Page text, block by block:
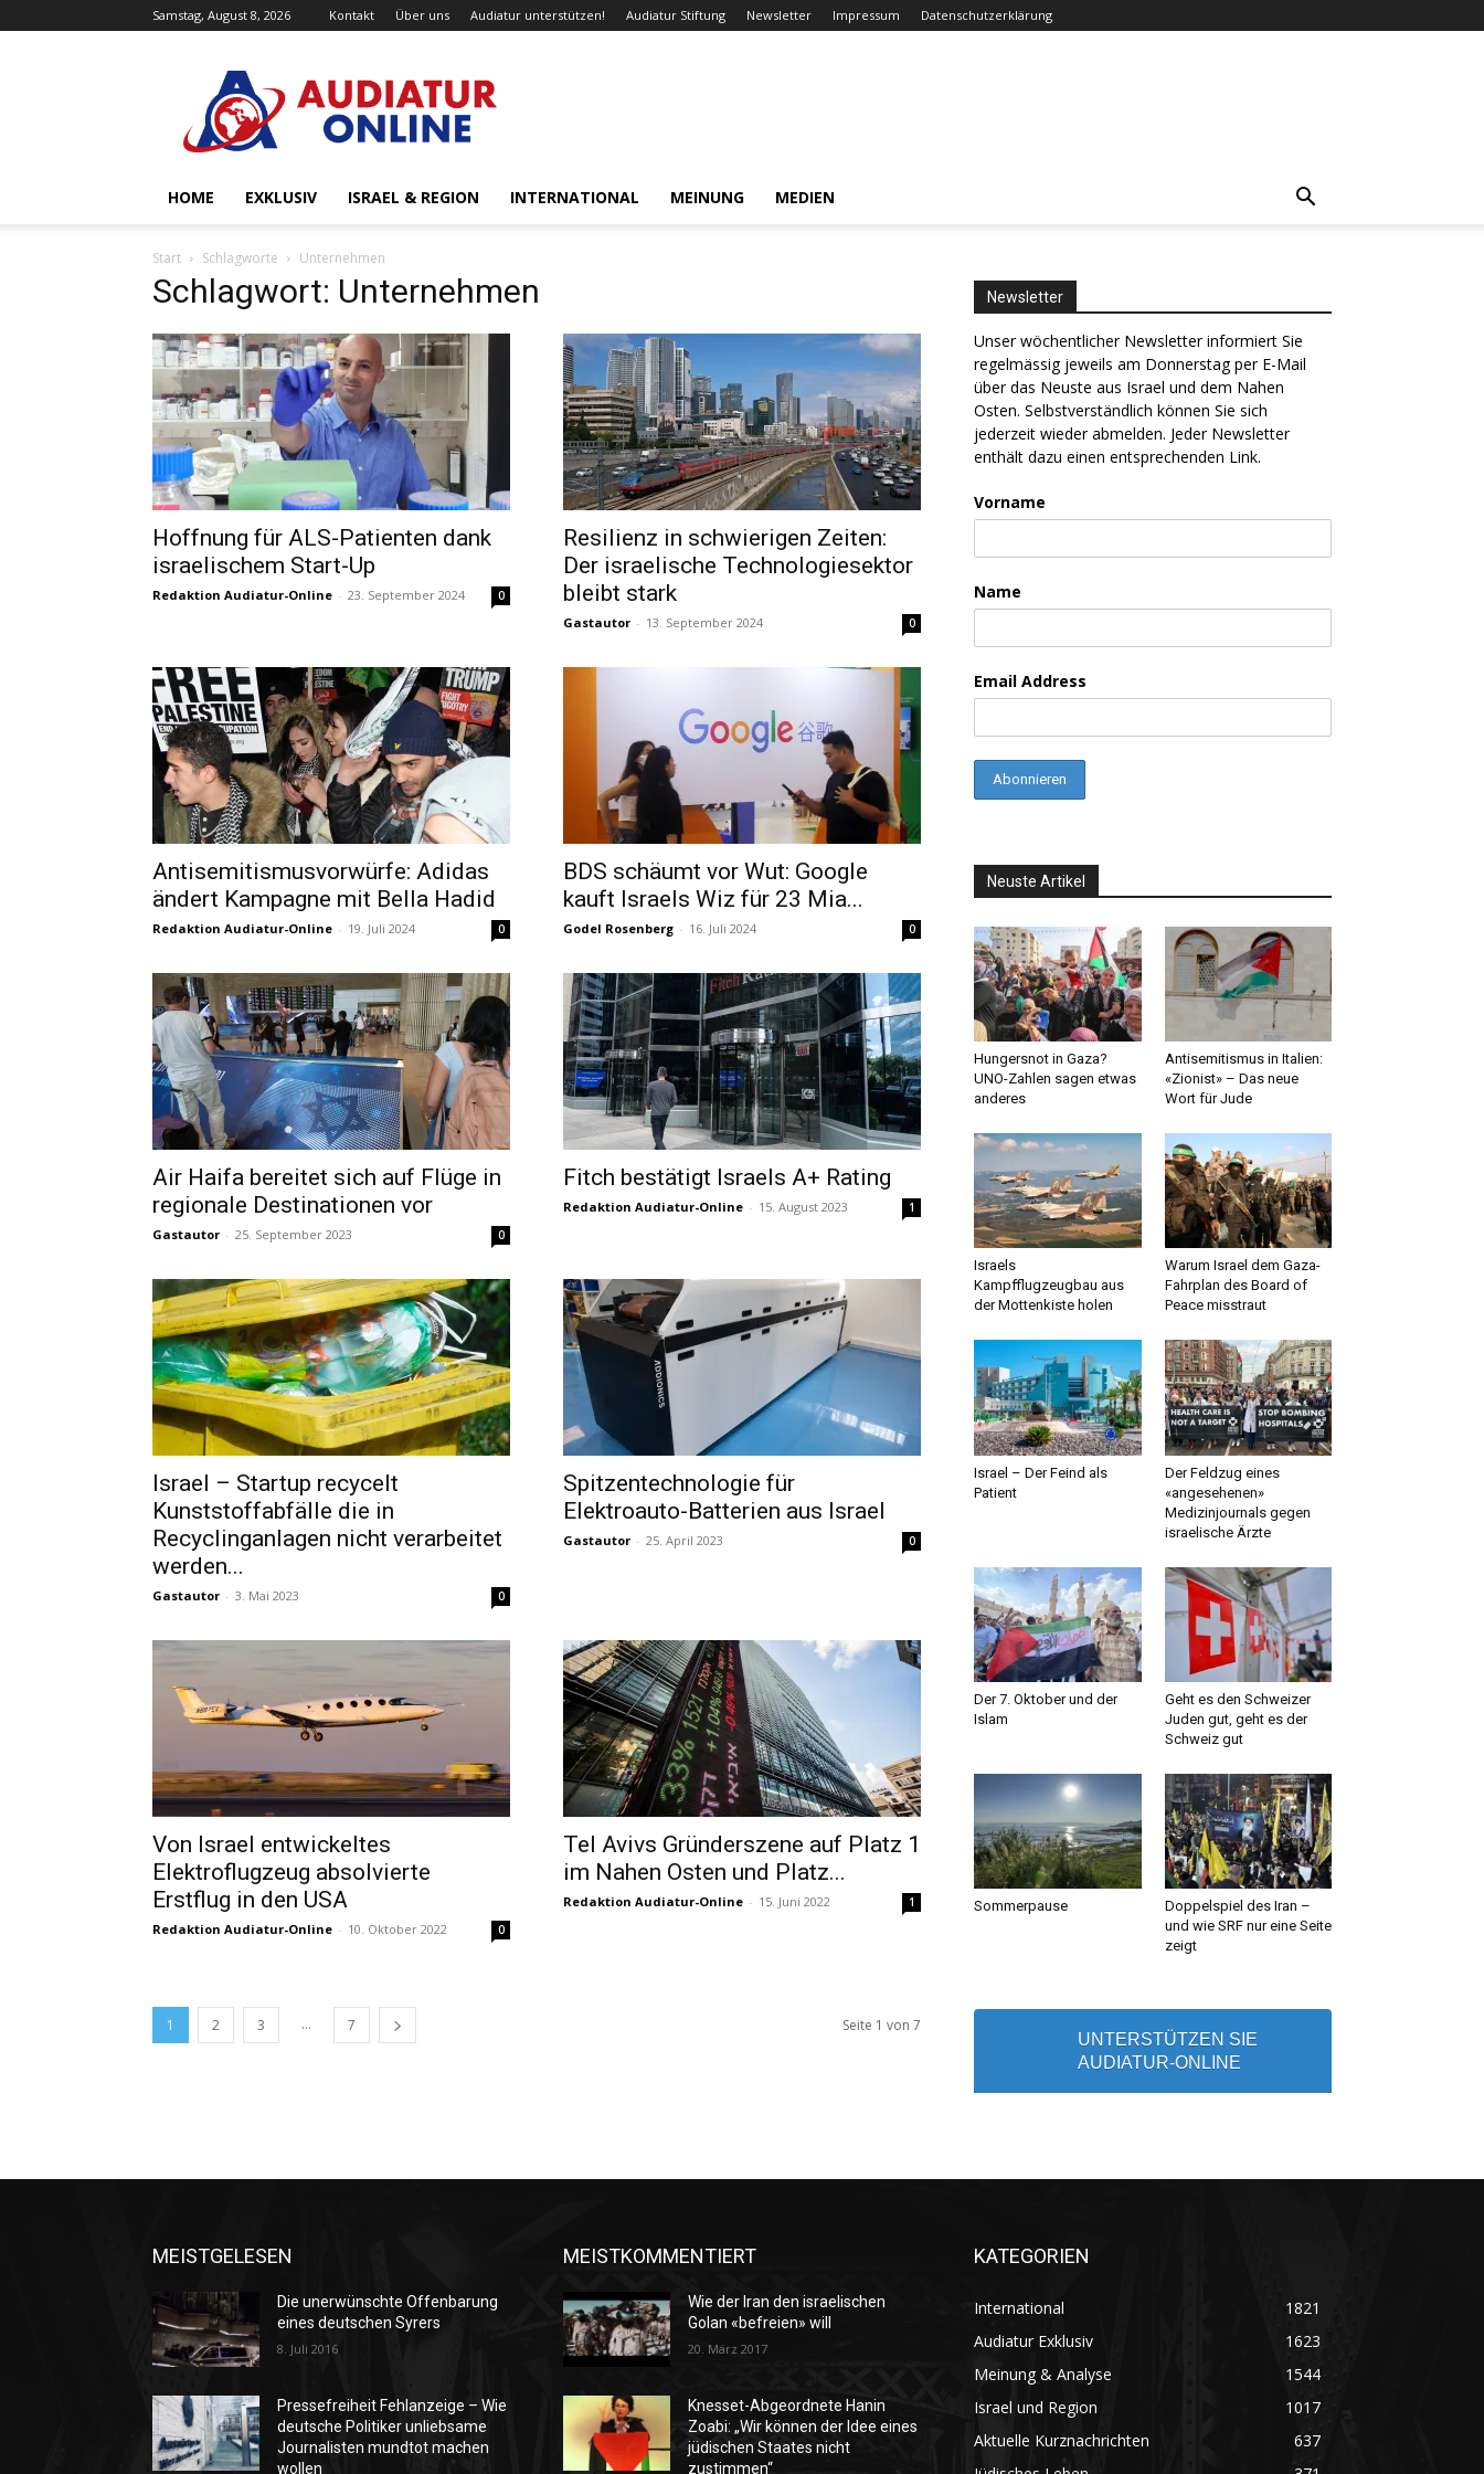
Samstag, August 8, 2026 Kontakt Über uns Audiatur unterstützen! Audiatur Stiftung Newsletter Impressum Datenschutzerklärung
Online
HOME EXKLUSIV ISRAEL & REGION INTERNATIONAL MEINUNG MEDIEN
Start Schlagworte Unternehmen
Schlagwort: Unternehmen
Hoffnung für ALS-Patienten dank
israelischem Start-Up
Redaktion Audiatur-Online - 23. September 2024 0
Resilienz in schwierigen Zeiten:
Der israelische Technologiesektor
bleibt stark
Gastautor - 13. September 2024 0
Antisemitismusvorwürfe: Adidas
ändert Kampagne mit Bella Hadid
Redaktion Audiatur-Online - 19. Juli 2024 0
BDS schäumt vor Wut: Google
kauft Israels Wiz für 23 Mia...
Godel Rosenberg - 16. Juli 2024 0
Air Haifa bereitet sich auf Flüge in
regionale Destinationen vor
Gastautor - 25. September 2023 0
Fitch bestätigt Israels A+ Rating
Redaktion Audiatur-Online - 15. August 2023 1
Israel – Startup recycelt
Kunststoffabfälle die in
Recyclinganlagen nicht verarbeitet
werden...
Gastautor - 3. Mai 2023 0
Spitzentechnologie für
Elektroauto-Batterien aus Israel
Gastautor - 25. April 2023 0
Von Israel entwickeltes
Elektroflugzeug absolvierte
Erstflug in den USA
Redaktion Audiatur-Online - 10. Oktober 2022 0
Tel Avivs Gründerszene auf Platz 1
im Nahen Osten und Platz...
Redaktion Audiatur-Online - 15. Juni 2022 1
1 2 3 ... 7 Seite 1 von 7
Newsletter
Unser wöchentlicher Newsletter informiert Sie
regelmässig jeweils am Donnerstag per E-Mail
über das Neuste aus Israel und dem Nahen
Osten. Selbstverständlich können Sie sich
jederzeit wieder abmelden. Jeder Newsletter
enthält dazu einen entsprechenden Link.
Vorname
Name
Email Address
Neuste Artikel
Hungersnot in Gaza?
UNO-Zahlen sagen etwas
anderes
Antisemitismus in Italien:
«Zionist» – Das neue
Wort für Jude
Israels
Kampfflugzeugbau aus
der Mottenkiste holen
Warum Israel dem Gaza-
Fahrplan des Board of
Peace misstraut
Israel – Der Feind als
Patient
Der Feldzug eines
«angesehenen»
Medizinjournals gegen
israelische Ärzte
Der 7. Oktober und der
Islam
Geht es den Schweizer
Juden gut, geht es der
Schweiz gut
Sommerpause
Doppelspiel des Iran –
und wie SRF nur eine Seite
zeigt
UNTERSTÜTZEN SIE
AUDIATUR-ONLINE
MEISTGELESEN
Die unerwünschte Offenbarung
eines deutschen Syrers
8. Juli 2016
Pressefreiheit Fehlanzeige – Wie
deutsche Politiker unliebsame
Journalisten mundtot machen
wollen
MEISTKOMMENTIERT
Wie der Iran den israelischen
Golan «befreien» will
20. März 2017
Knesset-Abgeordnete Hanin
Zoabi: „Wir können der Idee eines
jüdischen Staates nicht
zustimmen“
KATEGORIEN
International
1821
Audiatur Exklusiv
1623
Meinung & Analyse
1544
Israel und Region
1017
Aktuelle Kurznachrichten
637